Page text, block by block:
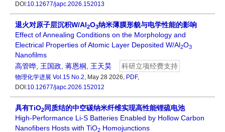
DOI:10.12677/japc.2026.152013
退火对原子层沉积W/Al2O3纳米薄膜形貌与电学性能的影响
Effect of Annealing Conditions on the Morphology and
Electrical Properties of Atomic Layer Deposited W/Al2O3
Nanofilms
高管哗 王国政 蒋恩桐 王天昊 科研立项经费支持
物理化学进展 Vol.15 No.2, May 28 2026, PDF,
DOI:10.12677/japc.2026.152012
具有TiO2同质结的中空碳纳米纤维实现高性能锂硫电池
High-Performance Li-S Batteries Enabled by Hollow Carbon
Nanofibers Hosts with TiO2 Homojunctions